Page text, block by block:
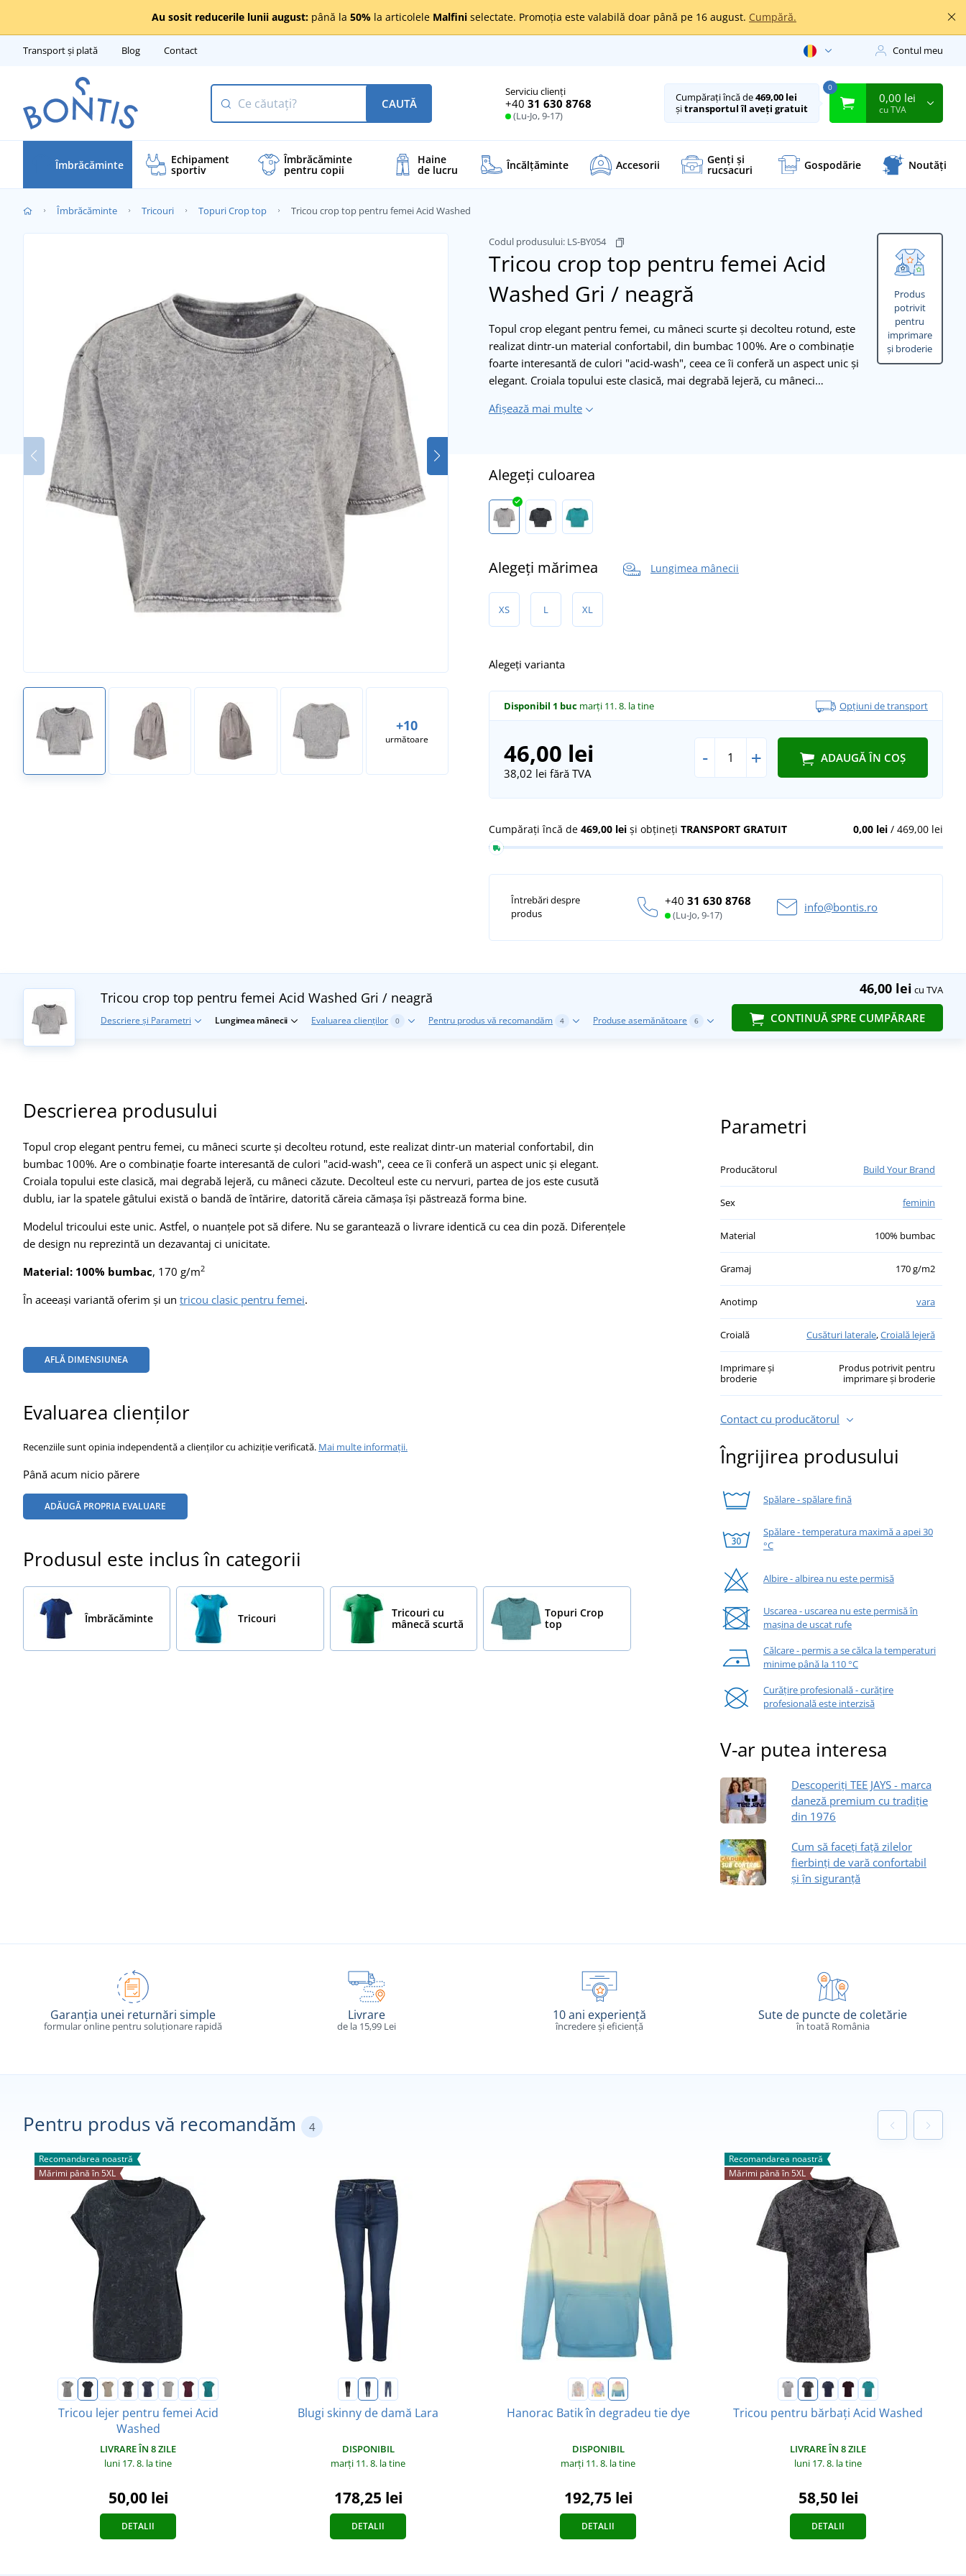
Au sosit reducerile lunii august: până la 50% la articolele Malfini selectate. Promoția este valabilă doar până pe 16 august. Cumpără.
Transport și plată Blog Contact Contul meu
Serviciu clienți
+40 31 630 8768
(Lu-Jo, 9-17)
CAUTĂ Cumpărați încă de469,00 lei
șitransportul îl aveți gratuit
0
0,00 lei
cu TVA
Îmbrăcăminte Echipament
sportiv
Îmbrăcăminte
pentru copii
Haine
de lucru Încălţăminte Accesorii Genți și
rucsacuri Gospodărie Noutăți
Îmbrăcăminte Tricouri Topuri Crop top Tricou crop top pentru femei Acid Washed
Produs
potrivit
pentru
imprimare
și broderie
Codul produsului: LS-BY054
Tricou crop top pentru femei Acid
Washed Gri / neagră
+10
următoare
Topul crop elegant pentru femei, cu mâneci scurte și decolteu rotund, este
realizat dintr-un material confortabil, din bumbac 100%. Are o combinație
foarte interesantă de culori "acid-wash", ceea ce îi conferă un aspect unic și
elegant. Croiala topului este clasică, mai degrabă lejeră, cu mâneci…
Afișează mai multe
Alegeți culoarea
Alegeți mărimea Lungimea mânecii
XS L XL
Alegeți varianta
Disponibil 1 buc marți 11. 8. la tine Opțiuni de transport
46,00 lei
38,02 lei fără TVA
- + ADAUGĂ ÎN COȘ
0,00 lei/ 469,00 lei
Cumpărați încă de 469,00 lei și obțineți TRANSPORT GRATUIT
Întrebări despre
produs
+40 31 630 8768
(Lu-Jo, 9-17)
info@bontis.ro
46,00 lei cu TVA
CONTINUĂ SPRE CUMPĂRARE
Tricou crop top pentru femei Acid Washed Gri / neagră
Descriere și Parametri Lungimea mânecii Evaluarea clienților 0 Pentru produs vă recomandăm 4 Produse asemănătoare 6
Descrierea produsului
Topul crop elegant pentru femei, cu mâneci scurte și decolteu rotund, este realizat dintr-un material confortabil, din
bumbac 100%. Are o combinație foarte interesantă de culori "acid-wash", ceea ce îi conferă un aspect unic și elegant.
Croiala topului este clasică, mai degrabă lejeră, cu mâneci căzute. Decolteul este cu nervuri, partea de jos este cusută
dublu, iar la spatele gâtului există o bandă de întărire, datorită căreia cămașa își păstrează forma bine.
Modelul tricoului este unic. Astfel, o nuanțele pot să difere. Nu se garantează o livrare identică cu cea din poză. Diferențele
de design nu reprezintă un dezavantaj ci unicitate.
Material: 100% bumbac, 170 g/m2
În aceeași variantă oferim și un tricou clasic pentru femei.
AFLĂ DIMENSIUNEA
Evaluarea clienților
Recenziile sunt opinia independentă a clienților cu achiziție verificată. Mai multe informații.
Până acum nicio părere
ADĂUGĂ PROPRIA EVALUARE
Produsul este inclus în categorii
Îmbrăcăminte Tricouri
Tricouri cu
mânecă scurtă
Topuri Crop
top
Parametri
Producătorul Build Your Brand
Sex feminin
Material 100% bumbac
Gramaj 170 g/m2
Anotimp vara
Croială Cusături laterale,Croială lejeră
Imprimare și
broderie
Produs potrivit pentru
imprimare și broderie
Contact cu producătorul
Îngrijirea produsului
Spălare - spălare fină
Spălare - temperatura maximă a apei 30
°C
Albire - albirea nu este permisă
Uscarea - uscarea nu este permisă în
mașina de uscat rufe
Călcare - permis a se călca la temperaturi
minime până la 110 °C
Curățire profesională - curățire
profesională este interzisă
V-ar putea interesa
Descoperiți TEE JAYS - marca
daneză premium cu tradiție
din 1976
Cum să faceți față zilelor
fierbinți de vară confortabil
și în siguranță
Garanția unei returnări simple
formular online pentru soluționare rapidă
Livrare
de la 15,99 Lei
10 ani experiență
încredere și eficiență
Sute de puncte de coletărie
în toată România
Pentru produs vă recomandăm 4
Recomandarea noastră
Mărimi până în 5XL
Tricou lejer pentru femei Acid
Washed
LIVRARE ÎN 8 ZILE
luni 17. 8. la tine
50,00 lei
DETALII
Blugi skinny de damă Lara
DISPONIBIL
marți 11. 8. la tine
178,25 lei
DETALII
Hanorac Batik în degradeu tie dye
DISPONIBIL
marți 11. 8. la tine
192,75 lei
DETALII
Recomandarea noastră
Mărimi până în 5XL
Tricou pentru bărbați Acid Washed
LIVRARE ÎN 8 ZILE
luni 17. 8. la tine
58,50 lei
DETALII